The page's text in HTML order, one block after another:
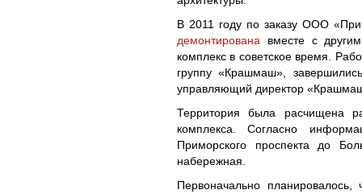
В 2011 году по заказу ООО
демонтирована вместе с
комплекс в советское время.
группу «Крашмаш»,
управляющий директор
Территория была расчищена
комплекса. Согласно
Приморского проспекта до
набережная.
Первоначально